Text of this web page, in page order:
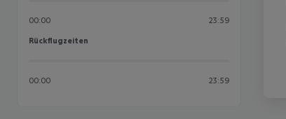
00:00 23:59
Rückflugzeiten
Rückflugzeiten
00:00 23:59